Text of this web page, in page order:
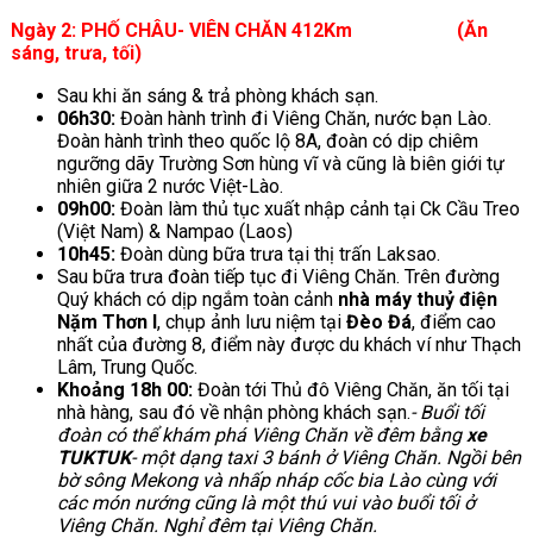
Ngày 2: PHỐ CHÂU- VIÊN CHĂN 412Km (Ăn
sáng, trưa, tối)
Sau khi ăn sáng & trả phòng khách sạn.
06h30: Đoàn hành trình đi Viêng Chăn, nước bạn Lào.
Đoàn hành trình theo quốc lộ 8A, đoàn có dịp chiêm
ngưỡng dãy Trường Sơn hùng vĩ và cũng là biên giới tự
nhiên giữa 2 nước Việt-Lào.
09h00: Đoàn làm thủ tục xuất nhập cảnh tại Ck Cầu Treo
(Việt Nam) & Nampao (Laos)
10h45: Đoàn dùng bữa trưa tại thị trấn Laksao.
Sau bữa trưa đoàn tiếp tục đi Viêng Chăn. Trên đường
Quý khách có dịp ngắm toàn cảnh nhà máy thuỷ điện
Nặm Thơn I, chụp ảnh lưu niệm tại Đèo Đá, điểm cao
nhất của đường 8, điểm này được du khách ví như Thạch
Lâm, Trung Quốc.
Khoảng 18h 00: Đoàn tới Thủ đô Viêng Chăn, ăn tối tại
nhà hàng, sau đó về nhận phòng khách sạn.-Buổi tối
đoàn có thể khám phá Viêng Chăn về đêm bằngxe
TUKTUK- một dạng taxi 3 bánh ở Viêng Chăn. Ngồi bên
bờ sông Mekong và nhấp nháp cốc bia Lào cùng với
các món nướng cũng là một thú vui vào buổi tối ở
Viêng Chăn. Nghỉ đêm tại Viêng Chăn.